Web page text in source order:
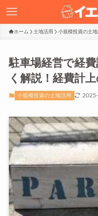
ホーム 土地活用 小規模投資の土地
駐車場経営で経
く解説！経費計
小規模投資の土地活用